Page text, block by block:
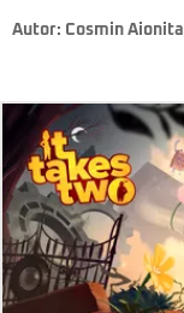
Autor: Cosmin Aionita